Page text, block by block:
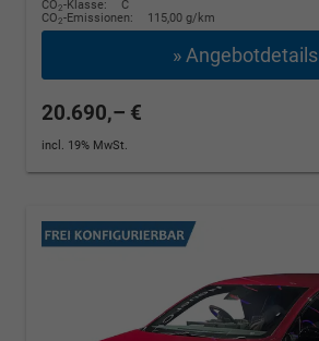
CO2-Klasse:
C
CO2-Emissionen: 115,00 g/km
» Angebotdetails
20.690,– €
incl. 19% MwSt.